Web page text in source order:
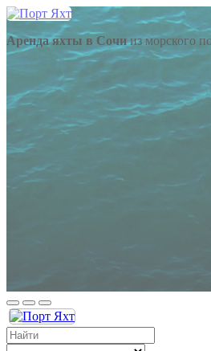
Аренда яхты в Сочииз морского